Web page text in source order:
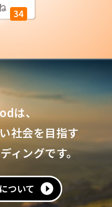
34
は、
社会を目指す
ィングです。
ついて